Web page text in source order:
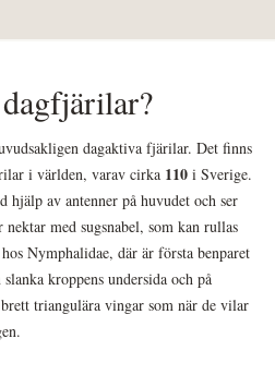
dagaktiva fjärilar. Det finns
i världen, varav cirka 110 i Sverige.
hjälp av antenner på huvudet och ser
med sugsnabel, som kan rullas
Nymphalidae, där är första benparet
kroppens undersida och på
triangulära vingar som när de vilar